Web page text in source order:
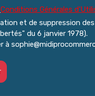
Conditions Générales
et de suppression
du 6 janvier 1978).
à